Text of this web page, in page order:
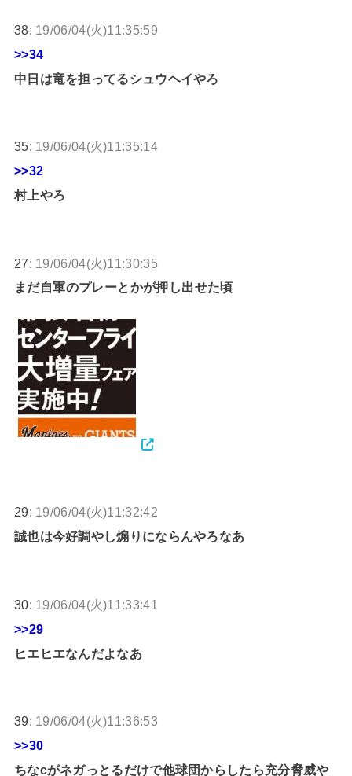
38: 19/06/04(火)11:35:59
>>34
中日は竜を担ってるシュウヘイやろ
35: 19/06/04(火)11:35:14
>>32
村上やろ
27: 19/06/04(火)11:30:35
まだ自軍のプレーとかが押し出せた頃
29: 19/06/04(火)11:32:42
誠也は今好調やし煽りにならんやろなあ
30: 19/06/04(火)11:33:41
>>29
ヒエヒエなんだよなあ
39: 19/06/04(火)11:36:53
>>30
ちなcがネガっとるだけで他球団からしたら充分脅威や